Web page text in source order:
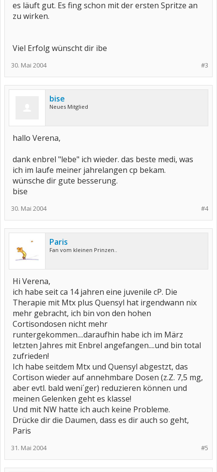
es läuft gut. Es fing schon mit der ersten Spritze an
zu wirken.
Viel Erfolg wünscht dir ibe
#3
30. Mai 2004
bise
Neues Mitglied
hallo Verena,
dank enbrel "lebe" ich wieder. das beste medi, was
ich im laufe meiner jahrelangen cp bekam.
wünsche dir gute besserung.
bise
#4
30. Mai 2004
Paris
Fan vom kleinen Prinzen..
Hi Verena,
ich habe seit ca 14 jahren eine juvenile cP. Die
Therapie mit Mtx plus Quensyl hat irgendwann nix
mehr gebracht, ich bin von den hohen
Cortisondosen nicht mehr
runtergekommen....daraufhin habe ich im März
letzten Jahres mit Enbrel angefangen....und bin total
zufrieden!
Ich habe seitdem Mtx und Quensyl abgestzt, das
Cortison wieder auf annehmbare Dosen (z.Z. 7,5 mg,
aber evtl. bald weni´ger) reduzieren können und
meinen Gelenken geht es klasse!
Und mit NW hatte ich auch keine Probleme.
Drücke dir die Daumen, dass es dir auch so geht,
Paris
#5
31. Mai 2004